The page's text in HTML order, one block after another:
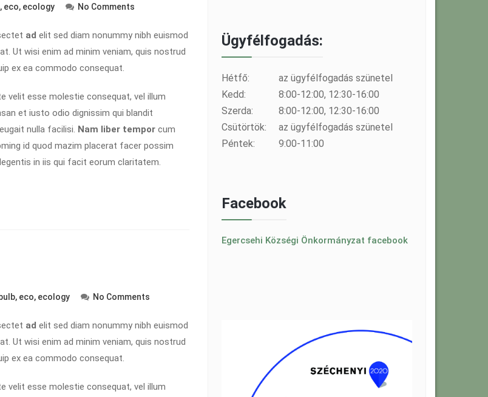
, eco, ecology No Comments
ad elit sed diam nonummy nibh euismod
Ut wisi enim ad minim veniam, quis nostrud
ex ea commodo consequat.
velit esse molestie consequat, vel illum
et iusto odio dignissim qui blandit
nulla facilisi. Nam liber tempor cum
id quod mazim placerat facer possim
in iis qui facit eorum claritatem.
bulb, eco, ecology No Comments
ad elit sed diam nonummy nibh euismod
Ut wisi enim ad minim veniam, quis nostrud
ex ea commodo consequat.
velit esse molestie consequat, vel illum
Ügyfélfogadás:
Hétfő:
az ügyfélfogadás szünetel
Kedd:
8:00-12:00, 12:30-16:00
Szerda:
8:00-12:00, 12:30-16:00
Csütörtök:
az ügyfélfogadás szünetel
Péntek:
9:00-11:00
Facebook
Egercsehi Községi Önkormányzat facebook